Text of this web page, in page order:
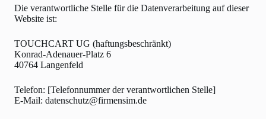
Die verantwortliche Stelle für die Datenverarbeitung auf dieser
Website ist:
TOUCHCART UG (haftungsbeschränkt)
Konrad-Adenauer-Platz 6
40764 Langenfeld
Telefon: [Telefonnummer der verantwortlichen Stelle]
E-Mail: datenschutz@firmensim.de